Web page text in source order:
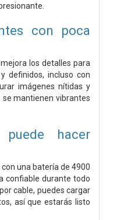
con poca
los detalles para
definidos, incluso con
imágenes nítidas y
mantienen vibrantes
hacer
una batería de 4900
confiable durante todo
cable, puedes cargar
así que estarás listo